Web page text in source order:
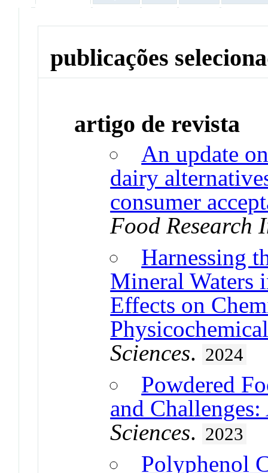
publicações
artigo de revista
An update
dairy
consumer
Food Research
Harnessing
Mineral Waters
Effects on
Sciences. 2024
Powdered
and
Sciences. 2023
Polyphenol